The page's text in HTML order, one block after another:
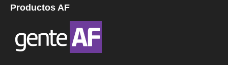
Productos AF